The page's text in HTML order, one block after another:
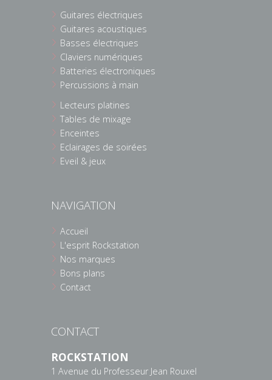
Guitares électriques
Guitares acoustiques
Basses électriques
Claviers numériques
Batteries électroniques
Percussions à main
Lecteurs platines
Tables de mixage
Enceintes
Eclairages de soirées
Eveil & jeux
NAVIGATION
Accueil
L'esprit Rockstation
Nos marques
Bons plans
Contact
CONTACT
ROCKSTATION
1 Avenue du Professeur Jean Rouxel